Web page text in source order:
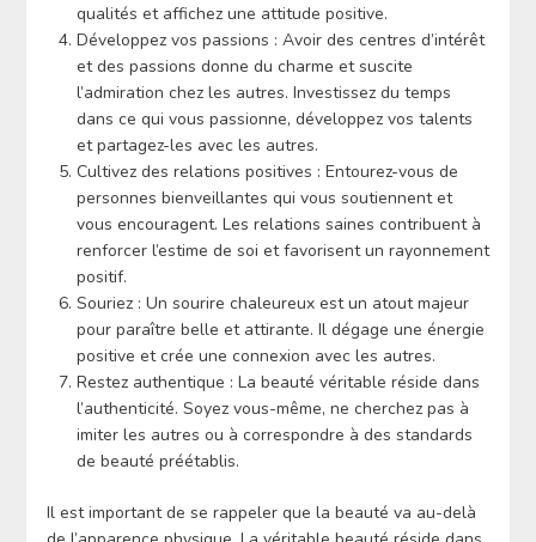
qualités et affichez une attitude positive.
Développez vos passions : Avoir des centres d’intérêt
et des passions donne du charme et suscite
l’admiration chez les autres. Investissez du temps
dans ce qui vous passionne, développez vos talents
et partagez-les avec les autres.
Cultivez des relations positives : Entourez-vous de
personnes bienveillantes qui vous soutiennent et
vous encouragent. Les relations saines contribuent à
renforcer l’estime de soi et favorisent un rayonnement
positif.
Souriez : Un sourire chaleureux est un atout majeur
pour paraître belle et attirante. Il dégage une énergie
positive et crée une connexion avec les autres.
Restez authentique : La beauté véritable réside dans
l’authenticité. Soyez vous-même, ne cherchez pas à
imiter les autres ou à correspondre à des standards
de beauté préétablis.
Il est important de se rappeler que la beauté va au-delà